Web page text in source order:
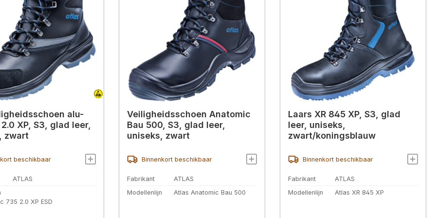
alu-
XP, S3, glad leer,
zwart
beschikbaar
ATLAS
735 2.0 XP ESD
Veiligheidsschoen Anatomic
Bau 500, S3, glad leer,
uniseks, zwart
Binnenkort beschikbaar
Fabrikant
ATLAS
Modellenlijn
Atlas Anatomic Bau 500
Laars XR 845 XP, S3, glad
leer, uniseks,
zwart/koningsblauw
Binnenkort beschikbaar
Fabrikant
ATLAS
Modellenlijn
Atlas XR 845 XP